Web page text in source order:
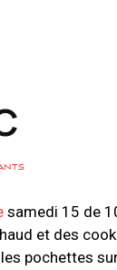
samedi 15 de
et des
pochettes